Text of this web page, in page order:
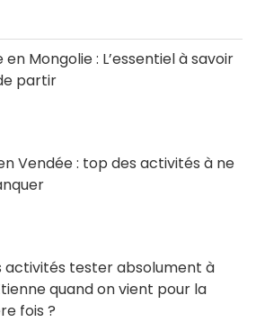
en Mongolie : L’essentiel à savoir
partir
Vendée : top des activités à ne
activités tester absolument à
quand on vient pour la
fois ?